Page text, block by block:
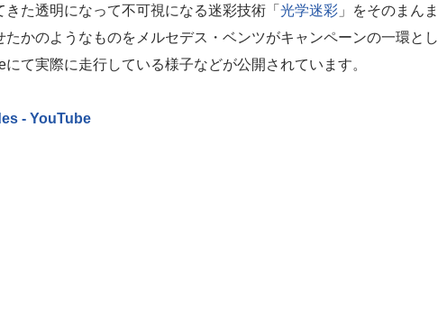
きた透明になって不可視になる迷彩技術「 光学迷彩 」をそのまんま
たかのようなものをメルセデス・ベンツがキャンペーンの一環とし
にて実際に走行している様子などが公開されています。
- YouTube